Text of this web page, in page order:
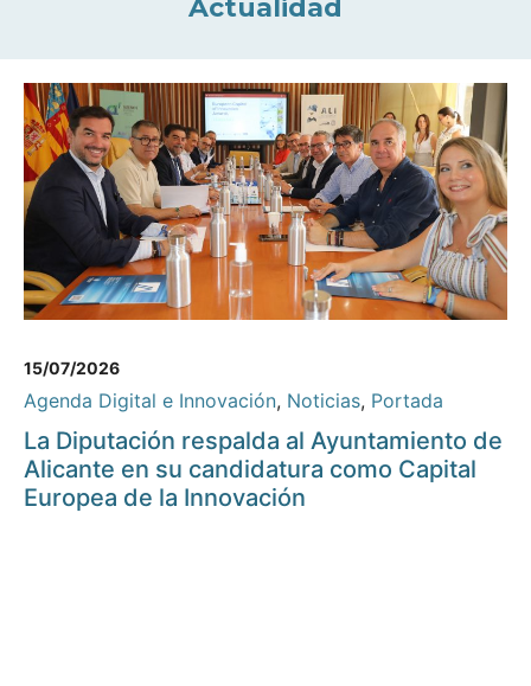
Actualidad
15/07/2026
Agenda Digital e Innovación, Noticias, Portada
La Diputación respalda al Ayuntamiento de
Alicante en su candidatura como Capital
Europea de la Innovación